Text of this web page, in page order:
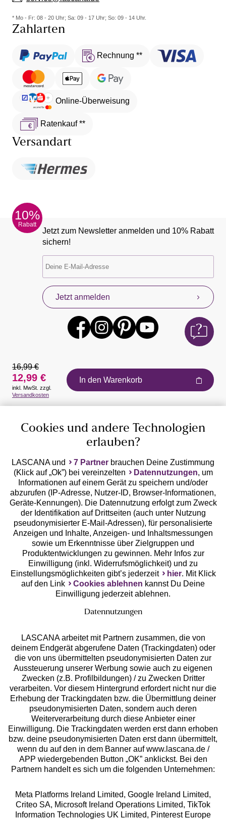
* Mo - Fr: 08 - 20 Uhr; Sa: 09 - 17 Uhr; So: 09 - 14 Uhr.
Zahlarten
Rechnung **
Online-Überweisung
Ratenkauf **
Versandart
10%
Rabatt
Jetzt zum Newsletter anmelden und 10% Rabatt
sichern!
Jetzt anmelden
Auszeichnungen
Geprüfte Sicherheit
Unsere Apps
Services
Beratung
Über uns
Rechtliches
Alle Preise inkl. MwSt., zzgl.
Versandkosten
** Bonität vorausgesetzt, berechtigt zur Bonitätsprüfung
16,99 €
12,99 €
inkl. MwSt. zzgl.
Versandkosten
In den Warenkorb
Cookies und andere Technologien
erlauben?
LASCANA und 7 Partner brauchen Deine Zustimmung
(Klick auf „Ok”) bei vereinzelten
Datennutzungen, um
Informationen auf einem Gerät zu speichern und/oder
abzurufen (IP-Adresse, Nutzer-ID, Browser-Informationen,
Geräte-Kennungen). Die Datennutzung erfolgt zum Zweck
der Identifikation auf Drittseiten (auch unter Nutzung
pseudonymisierter E-Mail-Adressen), für personalisierte
Anzeigen und Inhalte, Anzeigen- und Inhaltsmessungen
sowie um Erkenntnisse über Zielgruppen und
Produktentwicklungen zu gewinnen. Mehr Infos zur
Einwilligung (inkl. Widerrufsmöglichkeit) und zu
Einstellungsmöglichkeiten gibt’s jederzeit
hier. Mit Klick
auf den Link
Cookies ablehnen kannst Du Deine
Einwilligung jederzeit ablehnen.
Datennutzungen
LASCANA arbeitet mit Partnern zusammen, die von
deinem Endgerät abgerufene Daten (Trackingdaten) oder
die von uns übermittelten pseudonymisierten Daten zur
Aussteuerung unserer Werbung sowie auch zu eigenen
Zwecken (z.B. Profilbildungen) / zu Zwecken Dritter
verarbeiten. Vor diesem Hintergrund erfordert nicht nur die
Erhebung der Trackingdaten bzw. die Übermittlung deiner
pseudonymisierten Daten, sondern auch deren
Weiterverarbeitung durch diese Anbieter einer
Einwilligung. Die Trackingdaten werden erst dann erhoben
bzw. deine pseudonymisierten Daten erst dann übermittelt,
wenn du auf den in dem Banner auf www.lascana.de /
APP wiedergebenden Button „OK” anklickst. Bei den
Partnern handelt es sich um die folgenden Unternehmen:
Meta Platforms Ireland Limited, Google Ireland Limited,
Criteo SA, Microsoft Ireland Operations Limited, TikTok
Information Technologies UK Limited, Pinterest Europe